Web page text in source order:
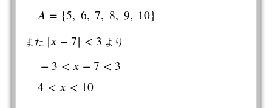
𝐴 = {5, 6, 7, 8, 9, 10}
A ={5, 6, 7 8, 9, 10}
また |𝑥 −7| < 3
x− 7|<3 より
− 3 < 𝑥 −7 < 3
4 < 𝑥 < 10